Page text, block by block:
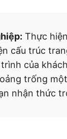
Thực
cấu trúc
của
trống
nhận thức